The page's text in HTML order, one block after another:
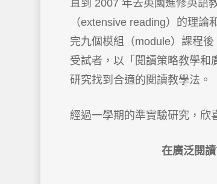
直到 2007 年去英國進修英語
（extensive reading）的理
完九個模組（module）課程
受試者，以「閱讀策略教學和
研究找到合適的閱讀教學法。
經過一學期的準實驗研究，欣
在廣泛閱讀